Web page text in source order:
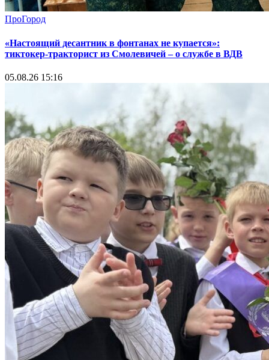
ПроГород
«Настоящий десантник в фонтанах не купается»:
тиктокер-тракторист из Смолевичей – о службе в ВДВ
05.08.26 15:16